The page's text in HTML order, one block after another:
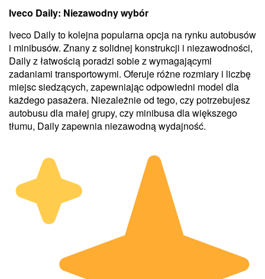
Iveco Daily: Niezawodny wybór
Iveco Daily to kolejna popularna opcja na rynku autobusów
i minibusów. Znany z solidnej konstrukcji i niezawodności,
Daily z łatwością poradzi sobie z wymagającymi
zadaniami transportowymi. Oferuje różne rozmiary i liczbę
miejsc siedzących, zapewniając odpowiedni model dla
każdego pasażera. Niezależnie od tego, czy potrzebujesz
autobusu dla małej grupy, czy minibusa dla większego
tłumu, Daily zapewnia niezawodną wydajność.